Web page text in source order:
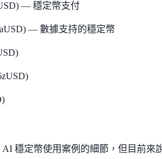
— 穩定幣支付
— 數據支持的穩定幣
AI 穩定幣使用案例的細節，但目前來